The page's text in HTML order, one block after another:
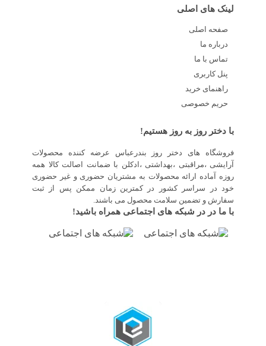
لینک های اصلی
صفحه اصلی
درباره ما
تماس با ما
پنل کاربری
راهنمای خرید
حریم خصوصی
با دختر روز به روز هستیم!
فروشگاه های دختر روز بندرعباس عرضه کننده محصولات
آرایشی ،مراقبتی ،بهداشتی ،ادکلن با ضمانت اصالت کالا همه
روزه آماده ارائه محصولات به مشتریان حضوری و غیر حضوری
خود در سراسر کشور در کمترین زمان ممکن پس از ثبت
سفارش و تضمین سلامت محصول می باشند.
با ما در در شبکه های اجتماعی همراه باشید!